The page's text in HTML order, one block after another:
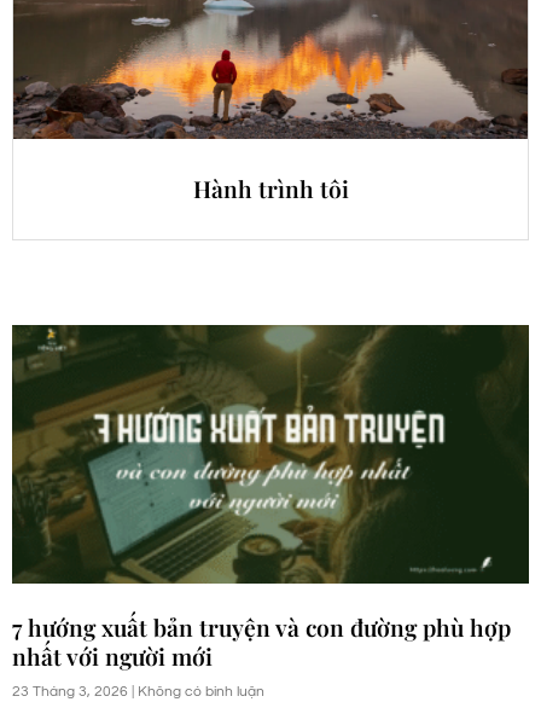
Hành trình tôi
7 hướng xuất bản truyện và con đường phù hợp
nhất với người mới
23 Tháng 3, 2026 Không có bình luận